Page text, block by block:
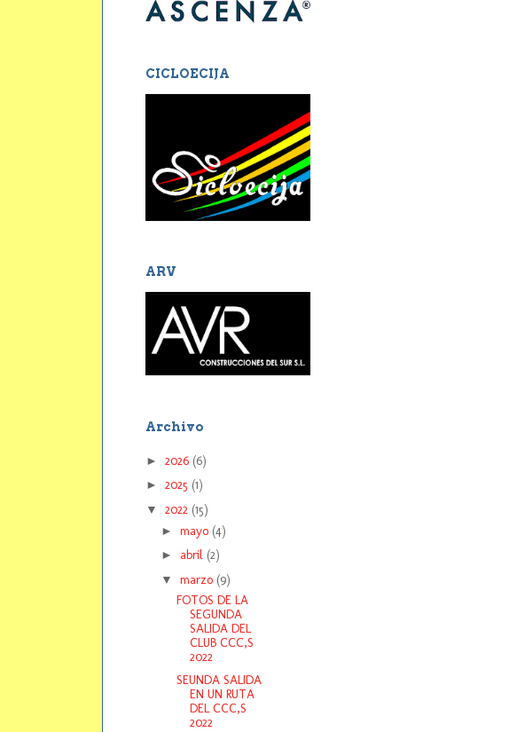
CICLOECIJA
ARV
Archivo
► 2026 (6)
► 2025 (1)
▼ 2022 (15)
► mayo (4)
► abril (2)
▼ marzo (9)
FOTOS DE LA
SEGUNDA
SALIDA DEL
CLUB CCC,S
2022
SEUNDA SALIDA
EN UN RUTA
DEL CCC,S
2022